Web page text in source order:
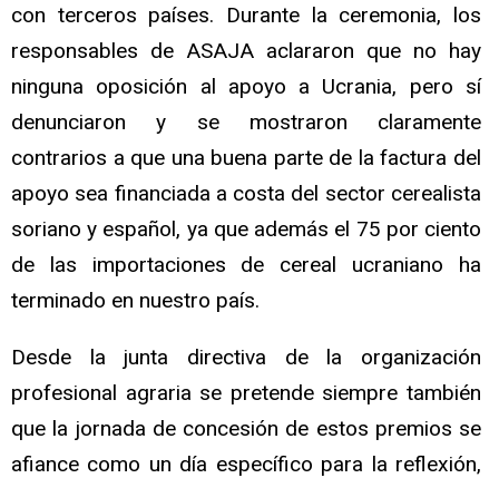
con terceros países. Durante la ceremonia, los
responsables de ASAJA aclararon que no hay
ninguna oposición al apoyo a Ucrania, pero sí
denunciaron y se mostraron claramente
contrarios a que una buena parte de la factura del
apoyo sea financiada a costa del sector cerealista
soriano y español, ya que además el 75 por ciento
de las importaciones de cereal ucraniano ha
terminado en nuestro país.
Desde la junta directiva de la organización
profesional agraria se pretende siempre también
que la jornada de concesión de estos premios se
afiance como un día específico para la reflexión,